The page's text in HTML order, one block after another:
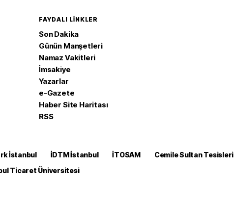
FAYDALI LINKLER
Son Dakika
Günün Manşetleri
Namaz Vakitleri
İmsakiye
Yazarlar
e-Gazete
Haber Site Haritası
RSS
İstanbul İDTM İstanbul İTOSAM Cemile Sultan Tesisleri
Ticaret Üniversitesi